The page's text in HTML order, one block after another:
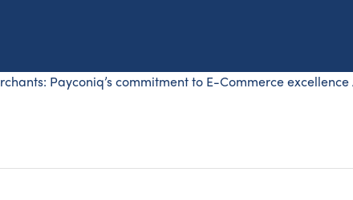
Payconiq’s commitment to E-Commerce excellence